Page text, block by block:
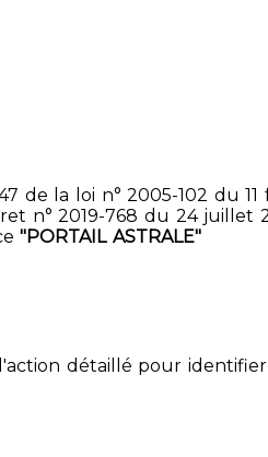
de la loi n° 2005-102 du
n° 2019-768 du 24 juillet
"PORTAIL ASTRALE"
détaillé pour